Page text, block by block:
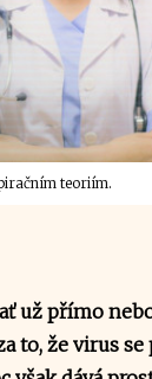
teoriím.
už přímo
to, že virus